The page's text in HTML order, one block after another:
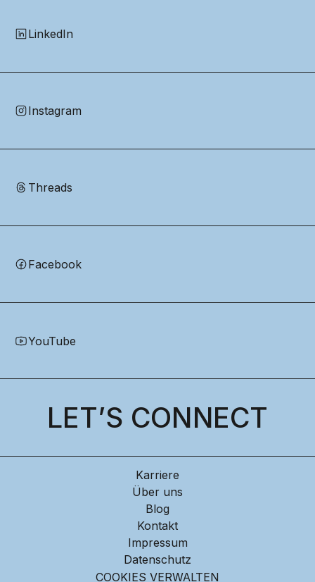
LinkedIn
Instagram
Threads
Facebook
YouTube
LET’S CONNECT
Karriere
Über uns
Blog
Kontakt
Impressum
Datenschutz
COOKIES VERWALTEN